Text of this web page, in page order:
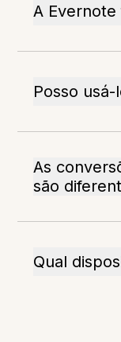
A
Posso
As
são
Qual